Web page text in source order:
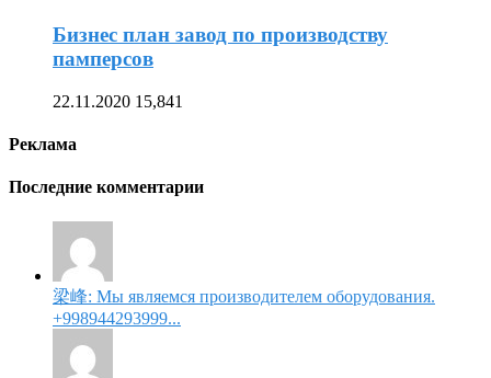
Бизнес план завод по производству
памперсов
22.11.2020 15,841
Реклама
Последние комментарии
梁峰: Мы являемся производителем оборудования.
+998944293999...